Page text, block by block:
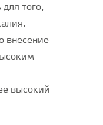
того,
внесение
высокий